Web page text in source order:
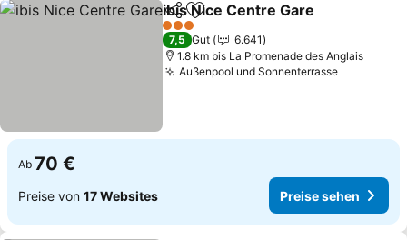
TeilenZu Favoriten hinzufügen
ibis Nice Centre Gare
3 Sterne
7,5 Gut
6.641
1.8 km bis La Promenade des Anglais
Außenpool und SonnenterrassePreise
Ab 70 €
Preise von 17 Websites Preise sehen